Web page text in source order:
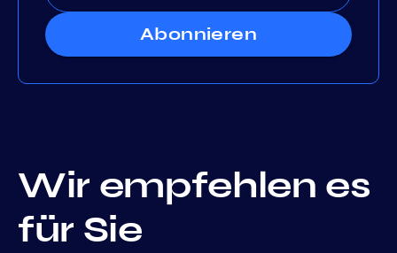
Abonnieren
Wir empfehlen es
für Sie